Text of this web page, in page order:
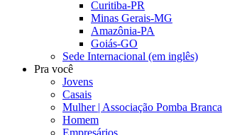
Curitiba-PR
Minas Gerais-MG
Amazônia-PA
Goiás-GO
Sede Internacional (em inglês)
Pra você
Jovens
Casais
Mulher | Associação Pomba Branca
Homem